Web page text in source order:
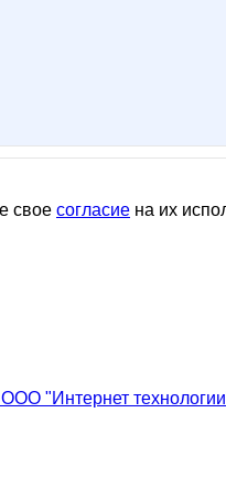
свое согласие на их
"Интернет